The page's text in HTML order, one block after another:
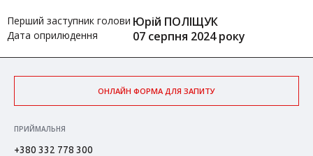
Перший заступник голови Юрій ПОЛІЩУК
Дата оприлюдення 07 серпня 2024 року
ОНЛАЙН ФОРМА ДЛЯ ЗАПИТУ
ПРИЙМАЛЬНЯ
+380 332 778 300